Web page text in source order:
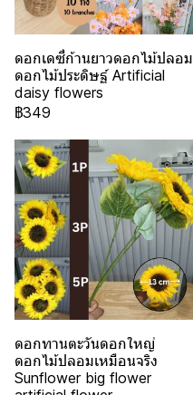
ดอกเดซี่ก้านยาวดอกไม้ปลอม
ดอกไม้ประดิษฐ์ Artificial
daisy flowers
฿349
ดอกทานตะวันดอกใหญ่
ดอกไม้ปลอมเหมือนจริง
Sunflower big flower